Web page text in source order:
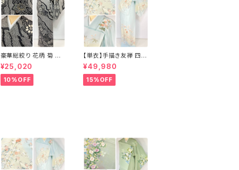
豪華総絞り 花柄 菊 椿
藤 訪問着 鹿の子絞り
ラメ 正絹 黒 白 グレー
1435
¥25,020
10%OFF
【単衣】手描き友禅 四季
の花々 正絹 訪問着 水
色 黄緑 白 パステルカラ
ー 1431
¥49,980
15%OFF